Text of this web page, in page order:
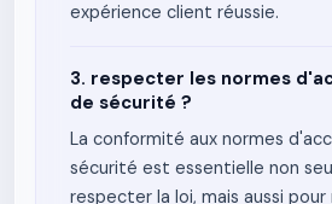
expérience client réussie.
3. respecter les normes
de sécurité ?
La conformité aux normes
sécurité est essentielle non
respecter la loi, mais aussi pour